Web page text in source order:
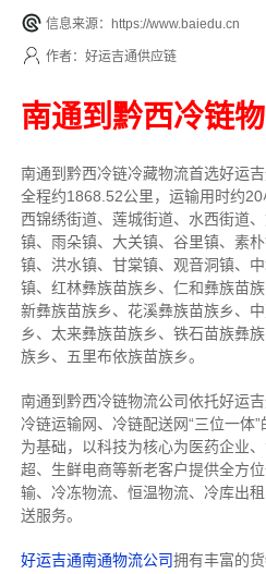
信息来源：https://www.baiedu.cn
作者：好运吉通供应链
南通到黔西冷链
南通到黔西冷链冷藏物流首选好运
全程约1868.52公里，运输用时约
西锦绣街道、莲城街道、水西街道
镇、雨朵镇、大关镇、谷里镇、素
镇、洪水镇、甘棠镇、观音洞镇、
镇、红林彝族苗族乡、仁和彝族苗
新彝族苗族乡、花溪彝族苗族乡、
乡、太来彝族苗族乡、铁石苗族彝
族乡、五里布依族苗族乡。
南通到黔西冷链物流公司依托好运
冷链运输网、冷链配送网“三位一体
为基础，以科技为核心为医药企业
超、生鲜电商等新老客户提供全方
输、冷冻物流、恒温物流、冷库出
送服务。
好运吉通南通物流公司拥有丰富的